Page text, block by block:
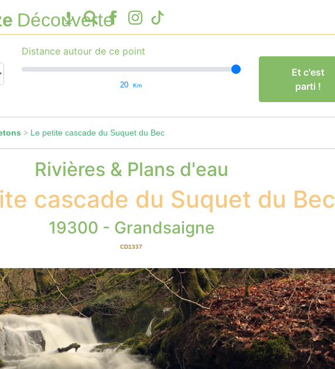
Découverte
Distance autour de ce point
20 Km
Et c'est
parti !
> Le petite cascade du Suquet du Bec
Rivières & Plans d'eau
cascade du Suquet du Bec
19300 - Grandsaigne
CD1337